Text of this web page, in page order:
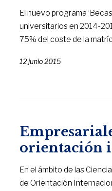
El nuevo programa
universitarios en 2014-
75% del coste de la
12 junio 2015
orientación
En el ámbito de las
de Orientación